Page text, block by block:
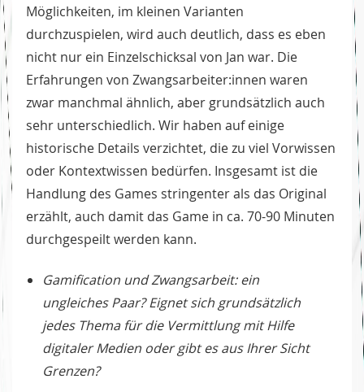
Möglichkeiten, im kleinen Varianten
durchzuspielen, wird auch deutlich, dass es eben
nicht nur ein Einzelschicksal von Jan war. Die
Erfahrungen von Zwangsarbeiter:innen waren
zwar manchmal ähnlich, aber grundsätzlich auch
sehr unterschiedlich. Wir haben auf einige
historische Details verzichtet, die zu viel Vorwissen
oder Kontextwissen bedürfen. Insgesamt ist die
Handlung des Games stringenter als das Original
erzählt, auch damit das Game in ca. 70-90 Minuten
durchgespeilt werden kann.
Gamification und Zwangsarbeit: ein
ungleiches Paar? Eignet sich grundsätzlich
jedes Thema für die Vermittlung mit Hilfe
digitaler Medien oder gibt es aus Ihrer Sicht
Grenzen?